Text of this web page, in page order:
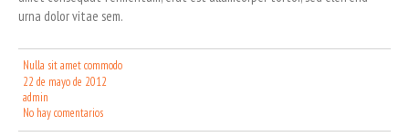
urna dolor vitae sem.
Nulla sit amet commodo
22 de mayo de 2012
admin
No hay comentarios